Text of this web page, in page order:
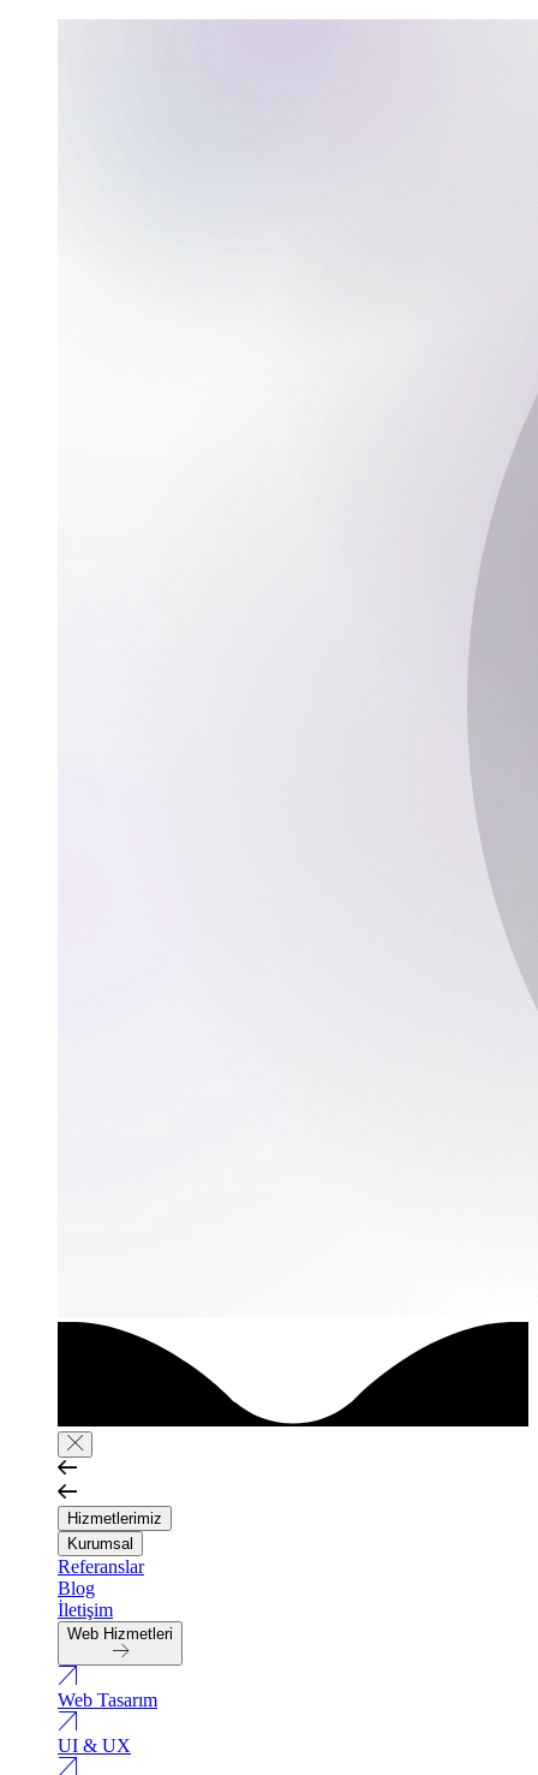
Hizmetlerimiz
Kurumsal
Referanslar
Blog
İletişim
Web Hizmetleri
Web Tasarım
UI & UX